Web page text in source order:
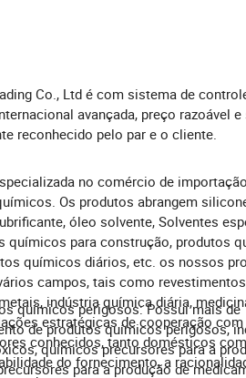
Co., Ltd é com sistema de
avançada, preço razoável e
reconhecido pelo par e o cliente.
no comércio de
Os produtos abrangem
óleo solvente, Solventes
químicos para construção, produtos
químicos diários, etc. os nossos
campos, tais como
indústria química diária,
estratégicas de cooperação
conhecidos, tanto domésticos
do fornecimento, a
químicos perigosos: Possui mais de
de produtos químicos perigosos,
químicos precursores para a
para a produção de